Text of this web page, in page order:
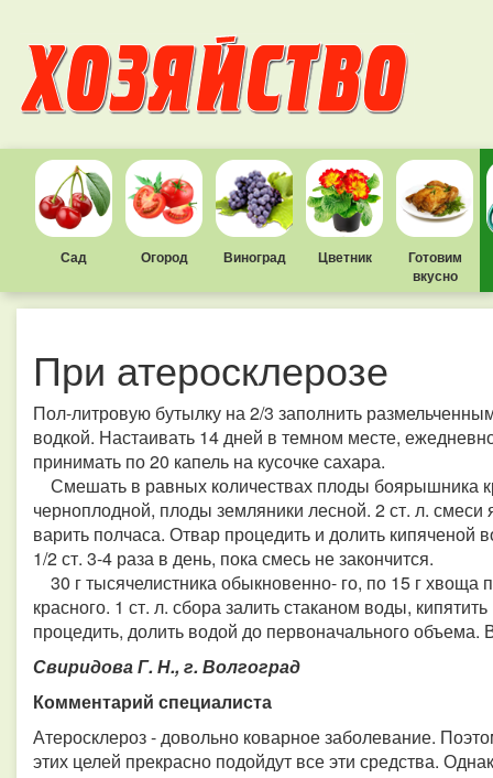
Сад Огород Виноград Цветник
Готовим
вкусно
При атеросклерозе
Пол-литровую бутылку на 2/3 заполнить
водкой. Настаивать 14 дней в темном месте,
принимать по 20 капель на кусочке сахара.
Смешать в равных количествах плоды боярышника
черноплодной, плоды земляники лесной. 2 ст. л.
варить полчаса. Отвар процедить и долить кипяченой
1/2 ст. 3-4 раза в день, пока смесь не закончится.
30 г тысячелистника обыкновенно- го, по 15 г хвоща
красного. 1 ст. л. сбора залить стаканом воды,
процедить, долить водой до первоначального
Свиридова Г. Н., г. Волгоград
Комментарий специалиста
Атеросклероз - довольно коварное заболевание.
этих целей прекрасно подойдут все эти средства.